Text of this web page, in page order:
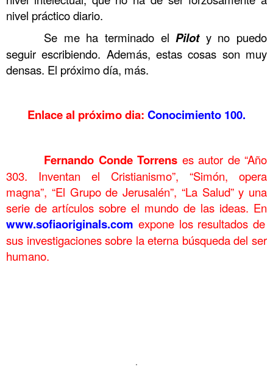
nivel práctico diario.
Se me ha terminado el Pilot y no puedo
seguir escribiendo. Además, estas cosas son muy
densas. El próximo día, más.
Enlace al próximo dia: Conocimiento 100.
Fernando Conde Torrens es autor de “Año
303. Inventan el Cristianismo”, “Simón, opera
magna”, “El Grupo de Jerusalén”, “La Salud” y una
serie de artículos sobre el mundo de las ideas. En
www.sofiaoriginals.com expone los resultados de
sus investigaciones sobre la eterna búsqueda del ser
humano.
.